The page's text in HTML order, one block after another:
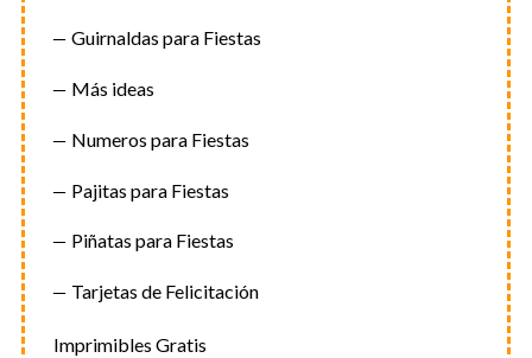
Guirnaldas para Fiestas
Más ideas
Numeros para Fiestas
Pajitas para Fiestas
Piñatas para Fiestas
Tarjetas de Felicitación
Imprimibles Gratis